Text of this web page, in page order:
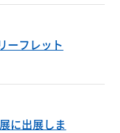
ーフレット
に出展しま